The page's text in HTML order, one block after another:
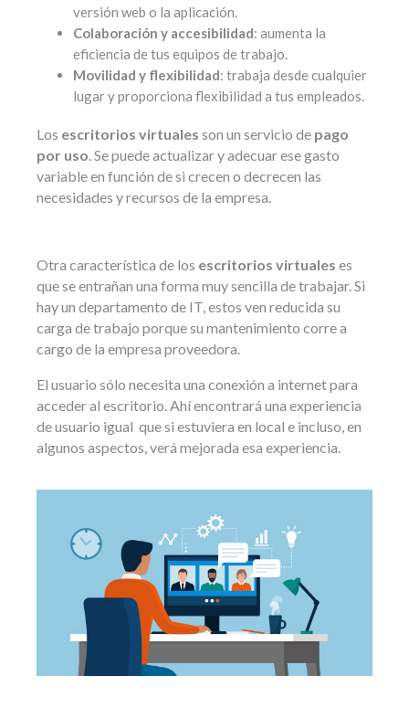
versión web o la aplicación.
Colaboración y accesibilidad: aumenta la
eficiencia de tus equipos de trabajo.
Movilidad y flexibilidad: trabaja desde cualquier
lugar y proporciona flexibilidad a tus empleados.
Los escritorios virtuales son un servicio de pago
por uso. Se puede actualizar y adecuar ese gasto
variable en función de si crecen o decrecen las
necesidades y recursos de la empresa.
Otra característica de los escritorios virtuales es
que se entrañan una forma muy sencilla de trabajar. Si
hay un departamento de IT, estos ven reducida su
carga de trabajo porque su mantenimiento corre a
cargo de la empresa proveedora.
El usuario sólo necesita una conexión a internet para
acceder al escritorio. Ahí encontrará una experiencia
de usuario igual que si estuviera en local e incluso, en
algunos aspectos, verá mejorada esa experiencia.